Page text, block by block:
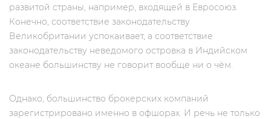
развитой страны, например, входящей в Евросоюз.
Конечно, соответствие законодательству
Великобритании успокаивает, а соответствие
законодательству неведомого островка в Индийском
океане большинству не говорит вообще ни о чём.
Однако, большинство брокерских компаний
зарегистрировано именно в офшорах. И речь не только